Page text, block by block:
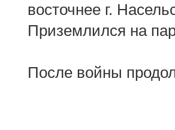
восточнее г.
Приземлился на
После войны